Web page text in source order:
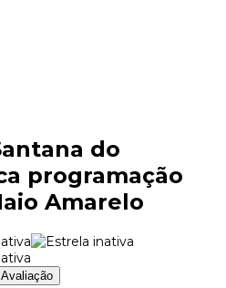
do
programação
Amarelo